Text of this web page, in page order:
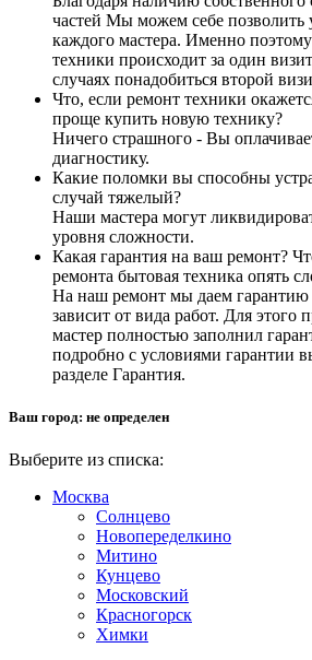
частей Мы можем себе позволить
каждого мастера. Именно
техники происходит за один
случаях понадобиться второй
Что, если ремонт техники
проще купить новую технику?
Ничего страшного - Вы
диагностику.
Какие поломки вы способны
случай тяжелый?
Наши мастера могут
уровня сложности.
Какая гарантия на ваш ремонт?
ремонта бытовая техника опять
На наш ремонт мы даем гарантию
зависит от вида работ. Для этого
мастер полностью заполнил
подробно с условиями гарантии
разделе Гарантия.
Ваш город: не определен
Выберите из списка:
Москва
Солнцево
Новопеределкино
Митино
Кунцево
Московский
Красногорск
Химки